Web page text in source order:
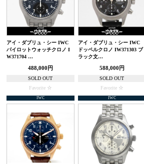
アイ・ダブリュ・シー IWC
パイロットウォッチクロノ I
W371704 …
488,000円
SOLD OUT
Favorite
アイ・ダブリュ・シー IWC
ドッペルクロノ IW371303 ブ
ラック文…
588,000円
SOLD OUT
Favorite
IWC IWC